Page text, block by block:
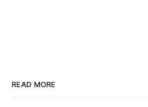
READ MORE